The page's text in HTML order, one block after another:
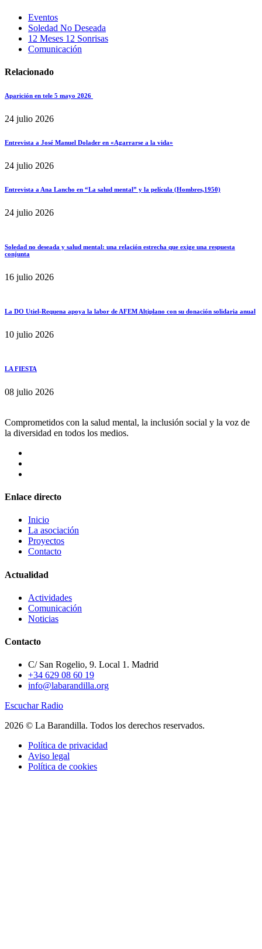
Eventos
Soledad No Deseada
12 Meses 12 Sonrisas
Comunicación
Relacionado
Aparición en tele 5 mayo 2026
24 julio 2026
Entrevista a José Manuel Dolader en «Agarrarse a la vida»
24 julio 2026
Entrevista a Ana Lancho en “La salud mental” y la película (Hombres,1950)
24 julio 2026
Soledad no deseada y salud mental: una relación estrecha que exige una respuesta
conjunta
16 julio 2026
La DO Utiel-Requena apoya la labor de AFEM Altiplano con su donación solidaria anual
10 julio 2026
LA FIESTA
08 julio 2026
Comprometidos con la salud mental, la inclusión social y la voz de
la diversidad en todos los medios.
Enlace directo
Inicio
La asociación
Proyectos
Contacto
Actualidad
Actividades
Comunicación
Noticias
Contacto
C/ San Rogelio, 9. Local 1. Madrid
+34 629 08 60 19
info@labarandilla.org
Escuchar Radio
2026 © La Barandilla. Todos los derechos reservados.
Política de privacidad
Aviso legal
Política de cookies